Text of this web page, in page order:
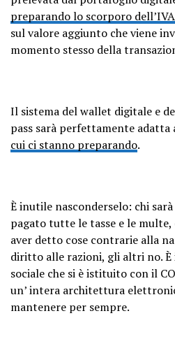
preparando lo scorporo
sul valore aggiunto che viene
momento stesso della
Il sistema del wallet digitale e
pass sarà perfettamente adatta
cui ci stanno preparando.
È inutile nasconderselo: chi
pagato tutte le tasse e le multe,
aver detto cose contrarie alla
diritto alle razioni, gli altri no.
sociale che si è istituito con il
un’ intera architettura
mantenere per sempre.